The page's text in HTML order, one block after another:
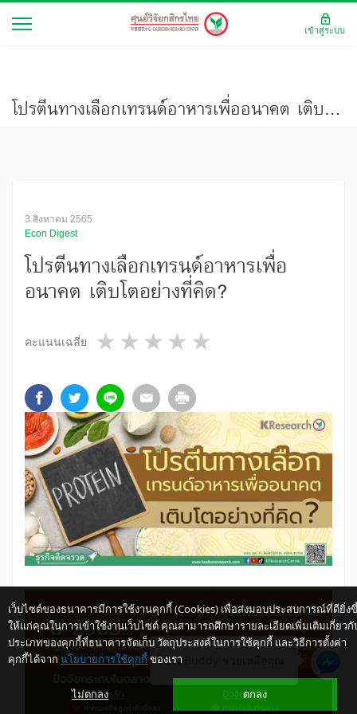
โปรตีนทางเลือกเทรนด์อาหารเพื่ออนาคต เติบโตอย่างที่คิด?
3 สิงหาคม 2565
Econ Digest
โปรตีนทางเลือกเทรนด์อาหารเพื่อ
อนาคต เติบโตอย่างที่คิด?
คะแนนเฉลี่ย 4 stars
3 stars
2 stars
1 star
เว็บไซต์ของธนาคารมีการใช้งานคุกกี้ (Cookies) เพื่อส่งมอบประสบการณ์ที่ดียิ่ง
ให้แก่คุณในการเข้าใช้งานเว็บไซต์ คุณสามารถศึกษารายละเอียดเพิ่มเติมเกี่ยวกั
ประเภทของคุกกี้ที่ธนาคารจัดเก็บ วัตถุประสงค์ในการใช้คุกกี้ และวิธีการตั้งค่า
คุกกี้ได้จาก นโยบายการใช้คุกกี้ ของเรา
ไม่ตกลง ตกลง
เข้าสู่ระบบ
ให้ K-Buddy ช่วยเหลือคุณ